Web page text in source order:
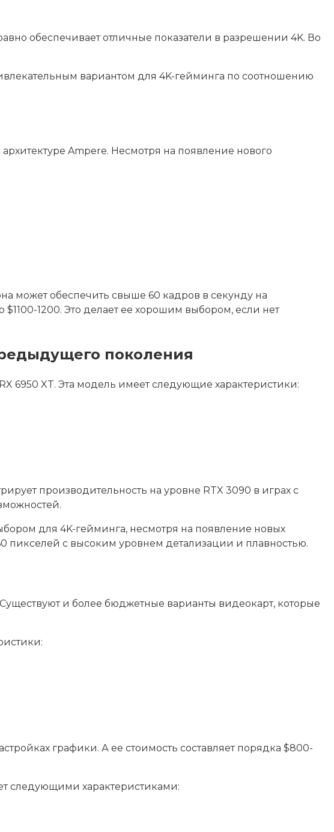
обеспечивает отличные показатели в разрешении 4K. Во
вариантом для 4K-гейминга по соотношению
Ampere. Несмотря на появление нового
может обеспечить свыше 60 кадров в секунду на
1200. Это делает ее хорошим выбором, если нет
поколения
6950 XT. Эта модель имеет следующие характеристики:
производительность на уровне RTX 3090 в играх с
для 4K-гейминга, несмотря на появление новых
пикселей с высоким уровнем детализации и плавностью.
и более бюджетные варианты видеокарт, которые
графики. А ее стоимость составляет порядка $800-
следующими характеристиками: